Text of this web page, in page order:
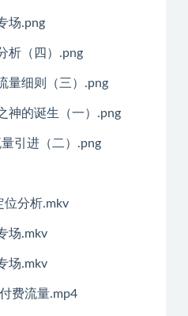
场.png
析（四）.png
量细则（三）.png
的诞生（一）.png
引进（二）.png
分析.mkv
场.mkv
场.mkv
费流量.mp4